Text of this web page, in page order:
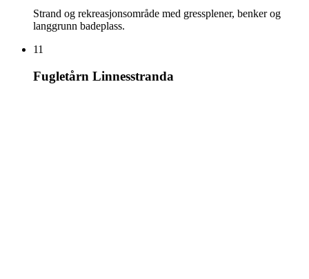
Strand og rekreasjonsområde med gressplener, benker og
langgrunn badeplass.
11
Fugletårn Linnesstranda